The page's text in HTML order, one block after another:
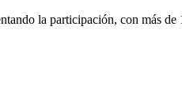
la participación, con más